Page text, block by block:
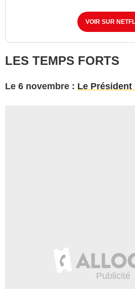
VOIR SUR
LES TEMPS FORTS
Le 6 novembre : Le Président